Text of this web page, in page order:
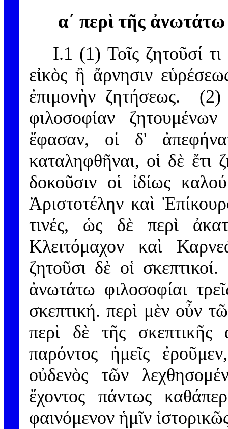
α´ περὶ τῆς
I.1 (1) Τοῖς ζητοῦσί
εἰκὸς ἢ ἄρνησιν
ἐπιμονὴν ζητήσεως.
φιλοσοφίαν
ἔφασαν, οἱ δ'
καταληφθῆναι, οἱ δὲ ἔτι
δοκοῦσιν οἱ ἰδίως
Ἀριστοτέλην καὶ
τινές, ὡς δὲ περὶ
Κλειτόμαχον καὶ
ζητοῦσι δὲ οἱ
ἀνωτάτω φιλοσοφίαι
σκεπτική. περὶ μὲν οὖν
περὶ δὲ τῆς σκεπτικῆς
παρόντος ἡμεῖς
οὐδενὸς τῶν
ἔχοντος πάντως
φαινόμενον ἡμῖν